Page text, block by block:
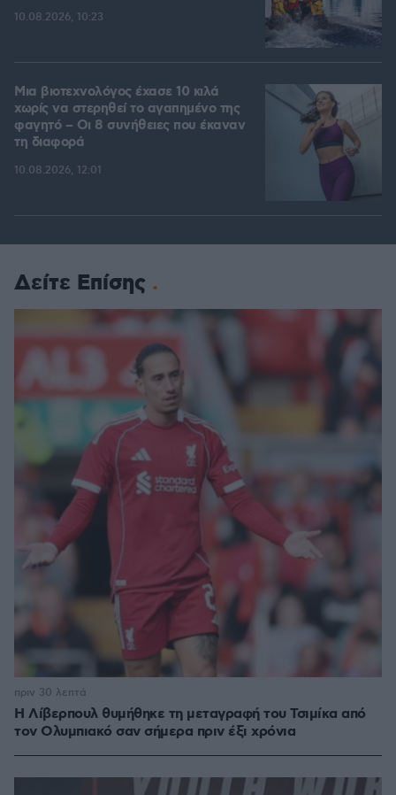
10.08.2026, 10:23
Μια βιοτεχνολόγος έχασε 10 κιλά
χωρίς να στερηθεί το αγαπημένο της
φαγητό – Οι 8 συνήθειες που έκαναν
τη διαφορά
10.08.2026, 12:01
Δείτε Επίσης
Η Λίβερπουλ θυμήθηκε τη μεταγραφή του Τσιμίκα από
τον Ολυμπιακό σαν σήμερα πριν έξι χρόνια
πριν 30 λεπτά